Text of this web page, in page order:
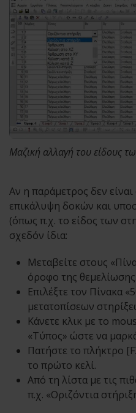
Μαζική αλλαγή του είδους
Αν η παράμετρος δεν
επικάλυψη δοκών και
(όπως π.χ. το είδος των
σχεδόν ίδια:
Μεταβείτε στους
όροφο της θεμελίωσης.
Επιλέξτε τον Πίνακα
μετατοπίσεων
Κάνετε κλικ με το
«Τύπος» ώστε να
Πατήστε το πλήκτρο
το πρώτο κελί.
Από τη λίστα με τις
π.χ. «Οριζόντια